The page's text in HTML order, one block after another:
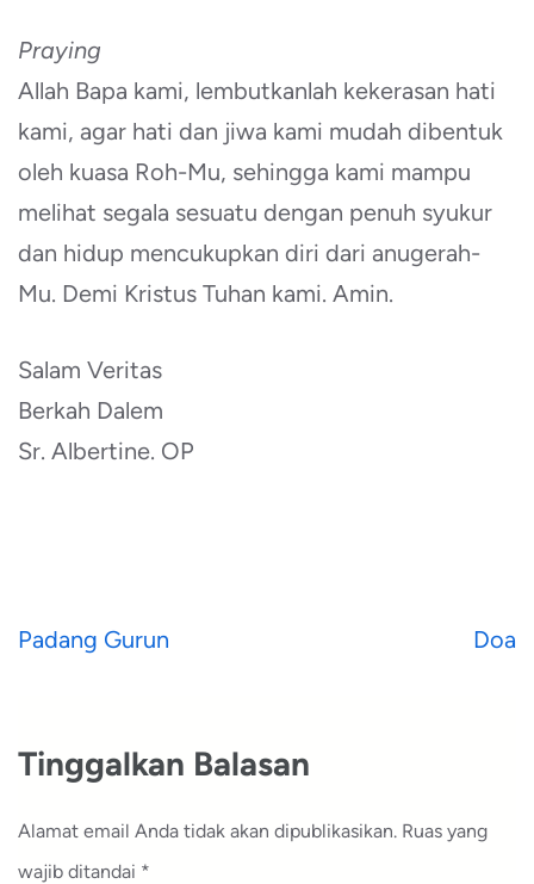
Praying
Allah Bapa kami, lembutkanlah kekerasan hati
kami, agar hati dan jiwa kami mudah dibentuk
oleh kuasa Roh-Mu, sehingga kami mampu
melihat segala sesuatu dengan penuh syukur
dan hidup mencukupkan diri dari anugerah-
Mu. Demi Kristus Tuhan kami. Amin.
Salam Veritas
Berkah Dalem
Sr. Albertine. OP
Navigasi
Padang Gurun Doa
Tinggalkan Balasan
Alamat email Anda tidak akan dipublikasikan. Ruas yang
wajib ditandai *